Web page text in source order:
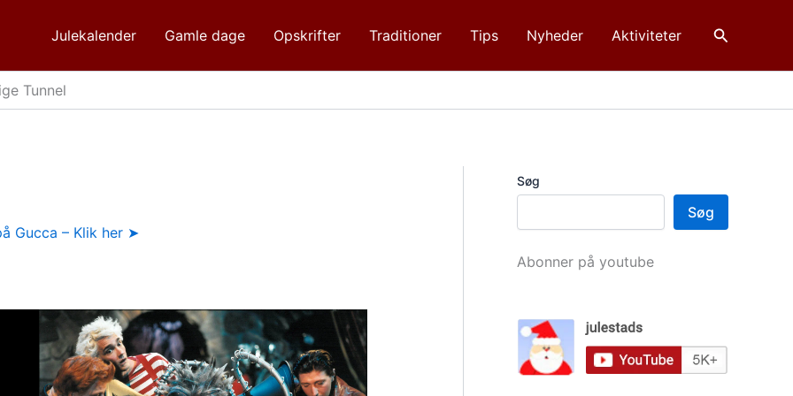
Julekalender Gamle dage Opskrifter Traditioner Tips Nyheder Aktiviteter Søg
Tunnel
Gucca – Klik her ➤
Søg
Søg
Abonner på youtube